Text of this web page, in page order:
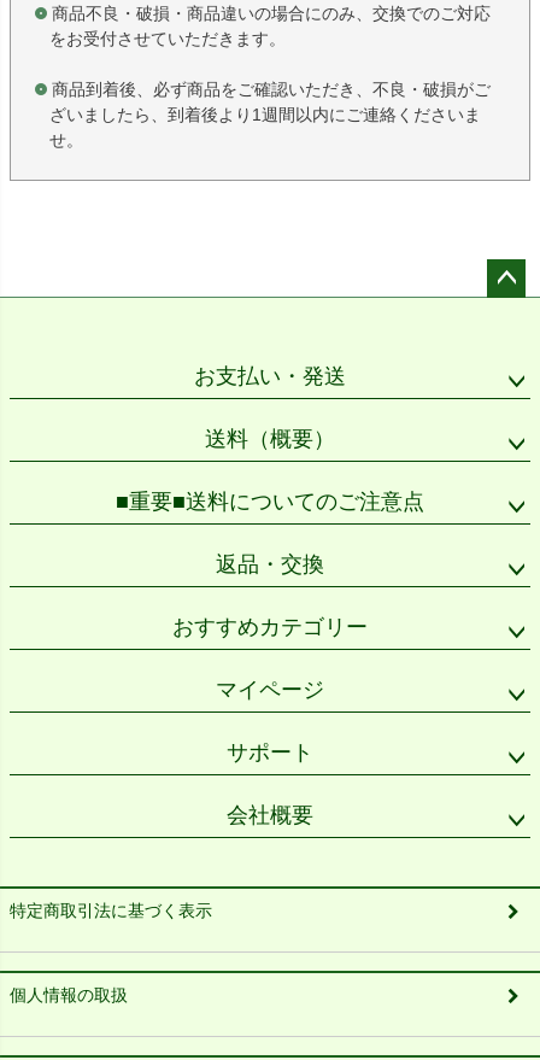
商品不良・破損・商品違いの場合にのみ、交換でのご対応
をお受付させていただきます。
商品到着後、必ず商品をご確認いただき、不良・破損がご
ざいましたら、到着後より1週間以内にご連絡くださいま
せ。
お支払い・発送
送料（概要）
■重要■送料についてのご注意点
返品・交換
おすすめカテゴリー
マイページ
サポート
会社概要
特定商取引法に基づく表示
個人情報の取扱